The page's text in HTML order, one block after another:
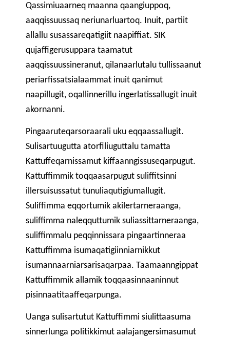
Qassimiuaarneq maanna qaangiuppoq,
aaqqissuussaq neriunarluartoq. Inuit, partiit
allallu susassareqatigiit naapiffiat. SIK
qujaffigerusuppara taamatut
aaqqissuussineranut, qilanaarlutalu tullissaanut
periarfissatsialaammat inuit qanimut
naapillugit, oqallinnerillu ingerlatissallugit inuit
akornanni.
Pingaaruteqarsoraarali uku eqqaassallugit.
Sulisartuugutta atorfiliuguttalu tamatta
Kattuffeqarnissamut kiffaanngissuseqarpugut.
Kattuffimmik toqqaasarpugut suliffitsinni
illersuisussatut tunuliaqutigiumallugit.
Suliffimma eqqortumik akilertarneraanga,
suliffimma naleqquttumik suliassittarneraanga,
suliffimmalu peqqinnissara pingaartinneraa
Kattuffimma isumaqatigiinniarnikkut
isumannaarniarsarisaqarpaa. Taamaanngippat
Kattuffimmik allamik toqqaasinnaaninnut
pisinnaatitaaffeqarpunga.
Uanga sulisartutut Kattuffimmi siulittaasuma
sinnerlunga politikkimut aalajangersimasumut